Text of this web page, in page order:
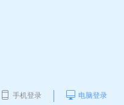
手机登录 电脑登录